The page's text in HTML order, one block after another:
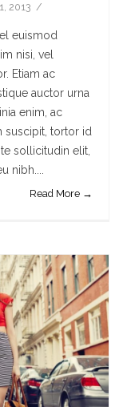
2013
euismod
nisi, vel
Etiam ac
auctor urna
enim, ac
suscipit, tortor id
sollicitudin elit,
nibh....
Read More →